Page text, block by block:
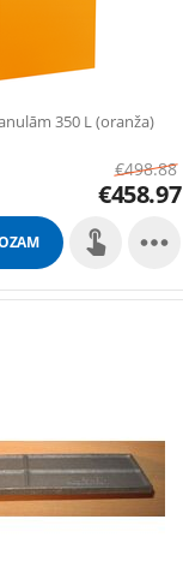
350 L (oranža)
€498.88
€458.97
